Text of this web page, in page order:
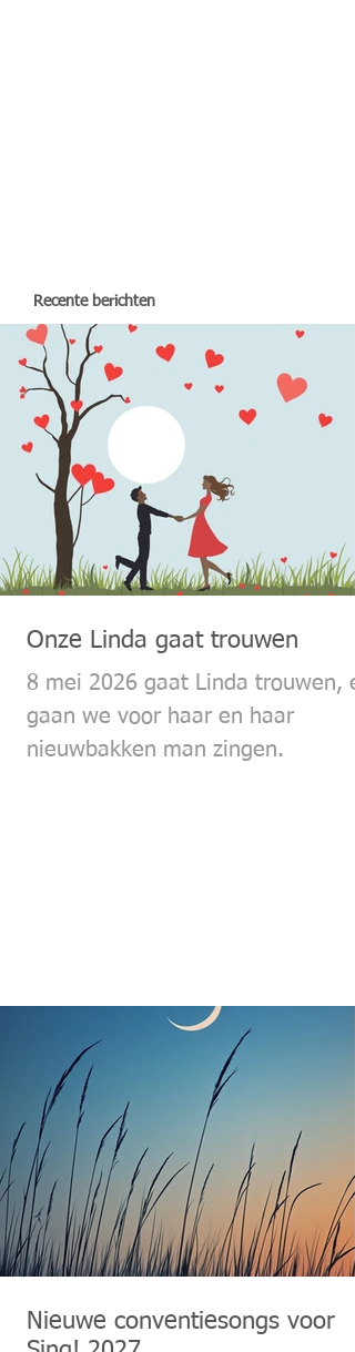
Recente berichten
Onze Linda gaat trouwen
8 mei 2026 gaat Linda trouwen,
gaan we voor haar en haar
nieuwbakken man zingen.
Nieuwe conventiesongs voor